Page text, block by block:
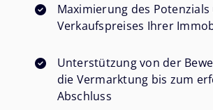
Maximierung des Potenzials
Verkaufspreises Ihrer
Unterstützung von der
die Vermarktung bis zum
Abschluss